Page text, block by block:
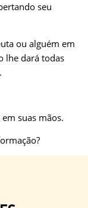
seu
ou alguém em
lhe dará todas
suas mãos.